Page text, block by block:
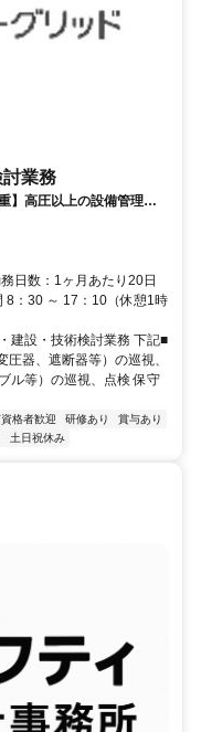
業務
】高圧以上の設備管理経
日数：1ヶ月あたり20日
8：30 ～ 17：10（休憩1時
建設・技術検討業務 下記■
器、遮断器等）の巡視、
ル等）の巡視、点検 保守
格者歓迎 研修あり
賞与あり
土日祝休み